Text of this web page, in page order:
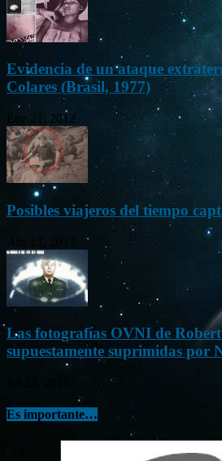
Evidencia de un ataque
Colares (Brasil, 1977)
Ene 21, 2012
Posibles viajeros del tiempo
Las fotografías OVNI de
supuestamente suprimidas por
Es importante…